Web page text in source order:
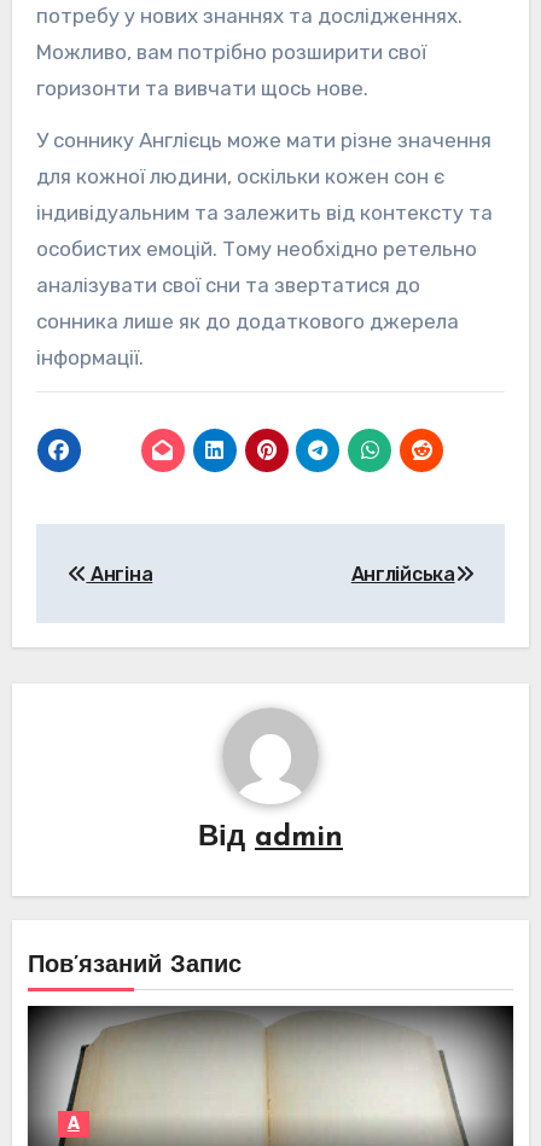
потребу у нових знаннях та дослідженнях.
Можливо, вам потрібно розширити свої
горизонти та вивчати щось нове.
У соннику Англієць може мати різне значення
для кожної людини, оскільки кожен сон є
індивідуальним та залежить від контексту та
особистих емоцій. Тому необхідно ретельно
аналізувати свої сни та звертатися до
сонника лише як до додаткового джерела
інформації.
записів
Ангіна Англійська
Від admin
Пов’язаний Запис
А